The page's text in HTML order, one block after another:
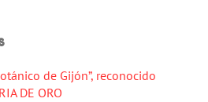
de Gijón”, reconocido
DE ORO